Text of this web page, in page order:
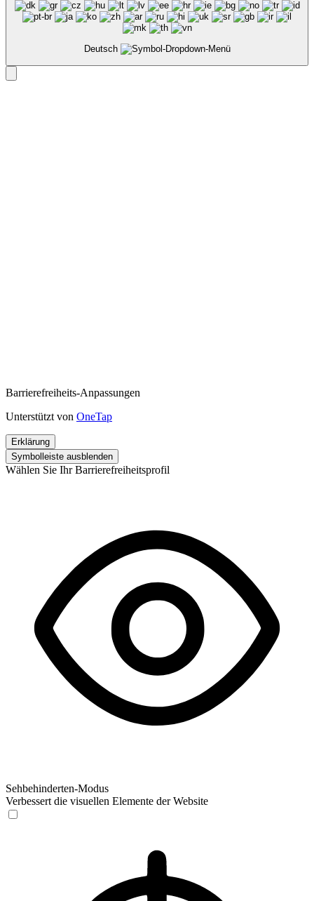
Deutsch
Barrierefreiheits-Anpassungen
Unterstützt von OneTap
Erklärung
Symbolleiste ausblenden
Wählen Sie Ihr Barrierefreiheitsprofil
Sehbehinderten-Modus
Verbessert die visuellen Elemente der Website